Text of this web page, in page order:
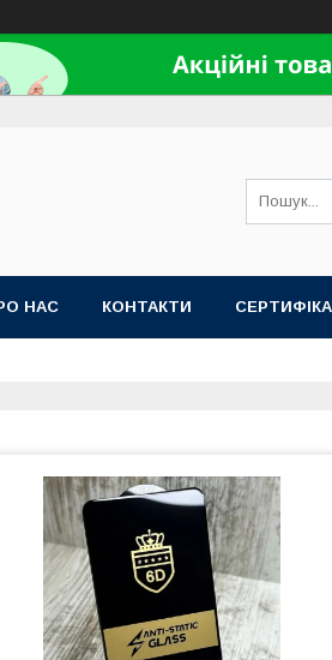
НАС КОНТАКТИ